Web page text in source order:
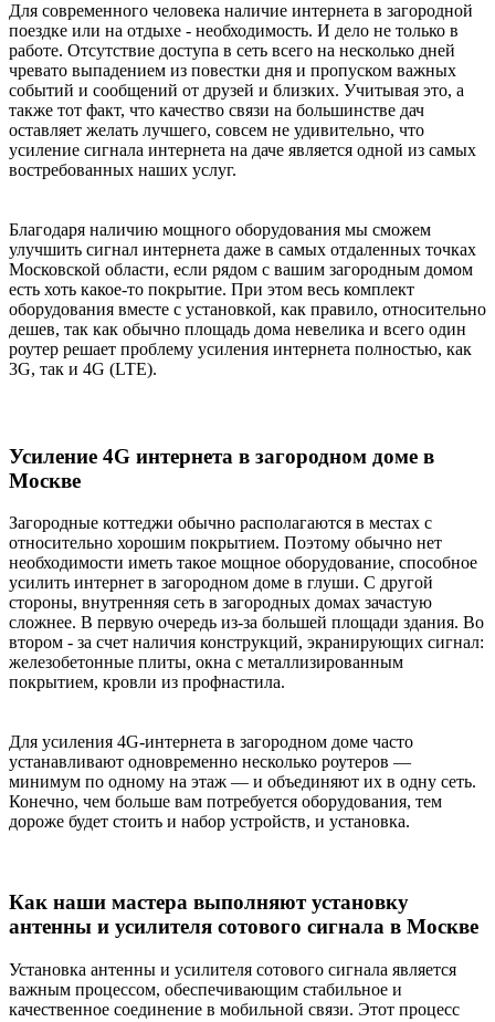
Для современного человека наличие интернета в загородной
поездке или на отдыхе - необходимость. И дело не только в
работе. Отсутствие доступа в сеть всего на несколько дней
чревато выпадением из повестки дня и пропуском важных
событий и сообщений от друзей и близких. Учитывая это, а
также тот факт, что качество связи на большинстве дач
оставляет желать лучшего, совсем не удивительно, что
усиление сигнала интернета на даче является одной из самых
востребованных наших услуг.
Благодаря наличию мощного оборудования мы сможем
улучшить сигнал интернета даже в самых отдаленных точках
Московской области, если рядом с вашим загородным домом
есть хоть какое-то покрытие. При этом весь комплект
оборудования вместе с установкой, как правило, относительно
дешев, так как обычно площадь дома невелика и всего один
роутер решает проблему усиления интернета полностью, как
3G, так и 4G (LTE).
Усиление 4G интернета в загородном доме в
Москве
Загородные коттеджи обычно располагаются в местах с
относительно хорошим покрытием. Поэтому обычно нет
необходимости иметь такое мощное оборудование, способное
усилить интернет в загородном доме в глуши. С другой
стороны, внутренняя сеть в загородных домах зачастую
сложнее. В первую очередь из-за большей площади здания. Во
втором - за счет наличия конструкций, экранирующих сигнал:
железобетонные плиты, окна с металлизированным
покрытием, кровли из профнастила.
Для усиления 4G-интернета в загородном доме часто
устанавливают одновременно несколько роутеров —
минимум по одному на этаж — и объединяют их в одну сеть.
Конечно, чем больше вам потребуется оборудования, тем
дороже будет стоить и набор устройств, и установка.
Как наши мастера выполняют установку
антенны и усилителя сотового сигнала в Москве
Установка антенны и усилителя сотового сигнала является
важным процессом, обеспечивающим стабильное и
качественное соединение в мобильной связи. Этот процесс